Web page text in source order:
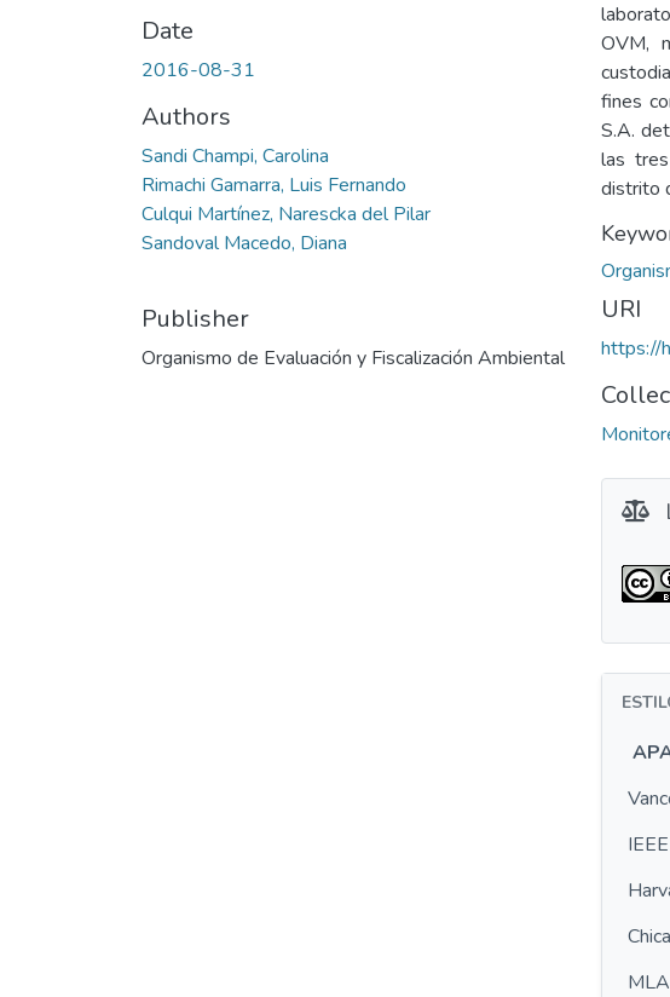
Date
2016-08-31
Authors
Sandi Champi, Carolina
Rimachi Gamarra, Luis Fernando
Culqui Martínez, Narescka del Pilar
Sandoval Macedo, Diana
Publisher
Organismo de Evaluación y Fiscalización Ambiental
OVM,
fines
S.A.
las
distrito
URI
https://
IEEE
MLA